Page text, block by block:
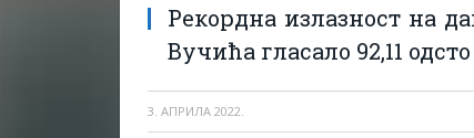
Рекордна излазност на
Вучића гласало 92,11
3. АПРИЛА 2022.